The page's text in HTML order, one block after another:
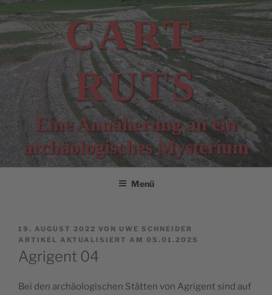
Zum
Inhalt
springen
CART-
RUTS
Eine Annäherung an ein
archäologisches Mysterium
Menü
VERÖFFENTLICHT
AM
19. AUGUST 2022 VON UWE SCHNEIDER
ARTIKEL AKTUALISIERT AM 05.01.2025
Agrigent 04
Bei den archäologischen Stätten von Agrigent sind auf